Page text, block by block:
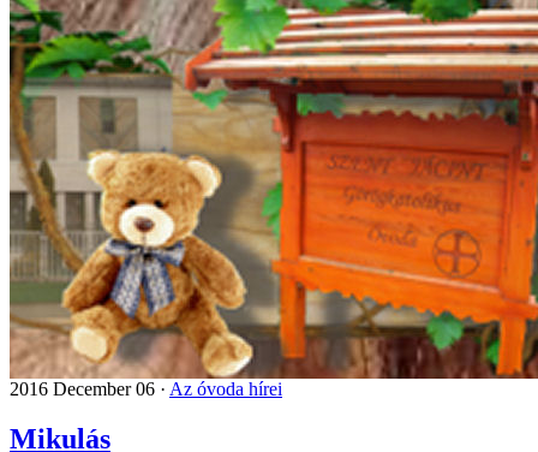
2016 December 06 · Az óvoda hírei
Mikulás